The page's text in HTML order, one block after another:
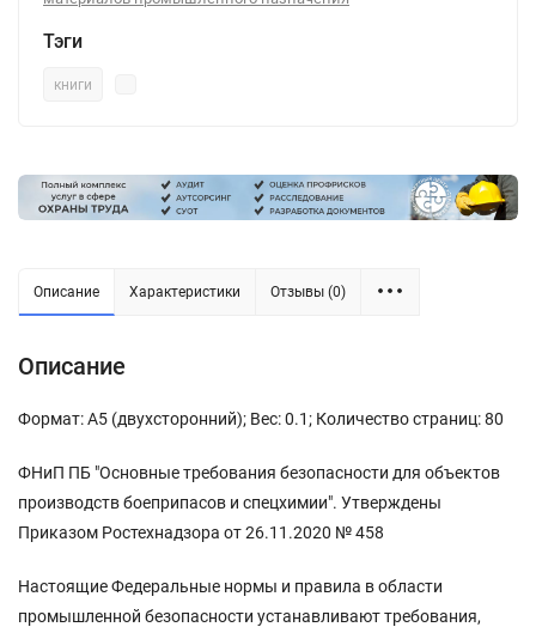
Тэги
книги
Описание Характеристики Отзывы (0)
Описание
Формат: А5 (двухсторонний); Вес: 0.1; Количество страниц: 80
ФНиП ПБ "Основные требования безопасности для объектов
производств боеприпасов и спецхимии". Утверждены
Приказом Ростехнадзора от 26.11.2020 № 458
Настоящие Федеральные нормы и правила в области
промышленной безопасности устанавливают требования,